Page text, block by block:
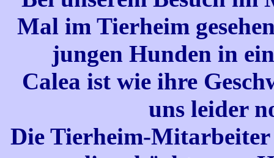
Mal im Tierheim
jungen Hunden in
Calea ist wie ihre
uns leider
Die Tierheim-Mitarbeiter